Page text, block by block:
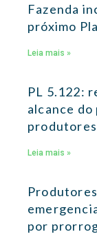
Fazenda
próximo
Leia mais »
PL 5.122:
alcance
Leia mais »
por